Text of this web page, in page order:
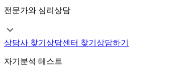
전문가와 심리상담
상담사 찾기 상담센터 찾기 상담하기
자기분석 테스트